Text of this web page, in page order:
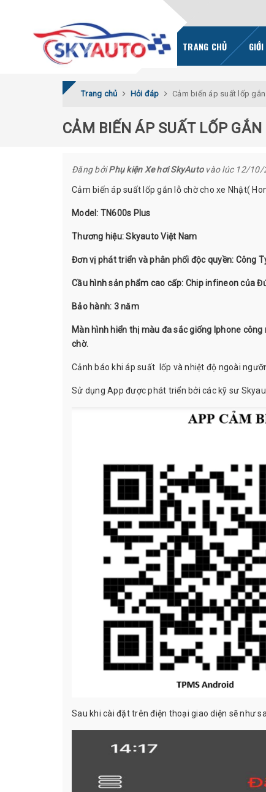
TRANG CHỦ
Trang chủ Hỏi đáp Cảm biến áp suất lốp
CẢM BIẾN ÁP SUẤT LỐP GẮN
Đăng bởiPhụ kiện Xe hơi SkyAutovào lúc 12/10/
Cảm biến áp suất lốp gắn lỗ chờ cho xe Nhật(
Model: TN600s Plus
Thương hiệu: Skyauto Việt Nam
Đơn vị phát triển và phân phối độc quyền: Công
Cầu hình sản phẩm cao cấp: Chip infineon của
Bảo hành: 3 năm
Màn hình hiển thị màu đa sắc giống Iphone
chờ.
Cảnh báo khi áp suất lốp và nhiệt độ ngoài
Sử dụng App được phát triển bởi các kỹ sư
Sau khi cài đặt trên điện thoại giao diện sẽ như